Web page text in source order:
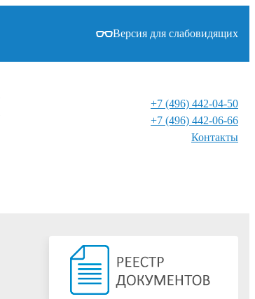
Версия для слабовидящих
+7 (496) 442-04-50
+7 (496) 442-06-66
Контакты⁠